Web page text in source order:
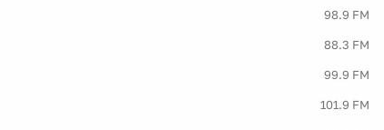
98.9 FM
88.3 FM
99.9 FM
101.9 FM